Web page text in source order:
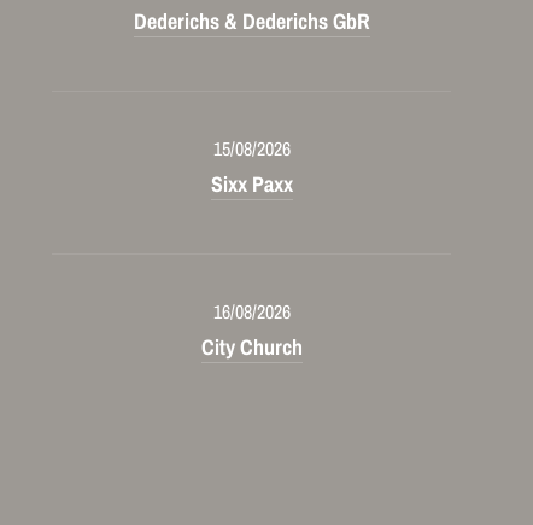
Dederichs & Dederichs GbR
15/08/2026
Sixx Paxx
16/08/2026
City Church